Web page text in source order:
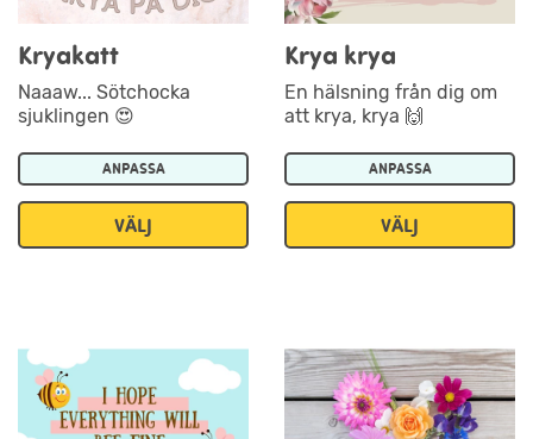
Kryakatt
Naaaw... Sötchocka
sjuklingen 😍
ANPASSA
VÄLJ
Krya krya
En hälsning från dig om
att krya, krya 🙌
ANPASSA
VÄLJ